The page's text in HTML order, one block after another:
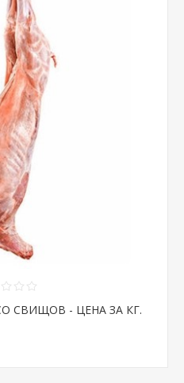
СВИЩОВ - ЦЕНА ЗА КГ.